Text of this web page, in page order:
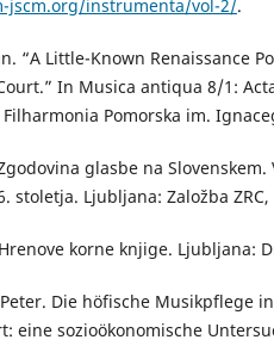
jscm.org/instrumenta/vol-2/.
“A Little-Known Renaissance
In Musica antiqua 8/1:
Filharmonia Pomorska im.
glasbe na Slovenskem.
stoletja. Ljubljana: Založba ZRC,
korne knjige. Ljubljana:
Die höfische Musikpflege
eine sozioökonomische